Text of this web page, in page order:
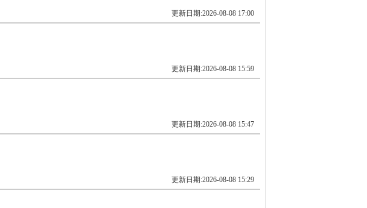
更新日期:2026-08-08 17:00
更新日期:2026-08-08 15:59
更新日期:2026-08-08 15:47
更新日期:2026-08-08 15:29